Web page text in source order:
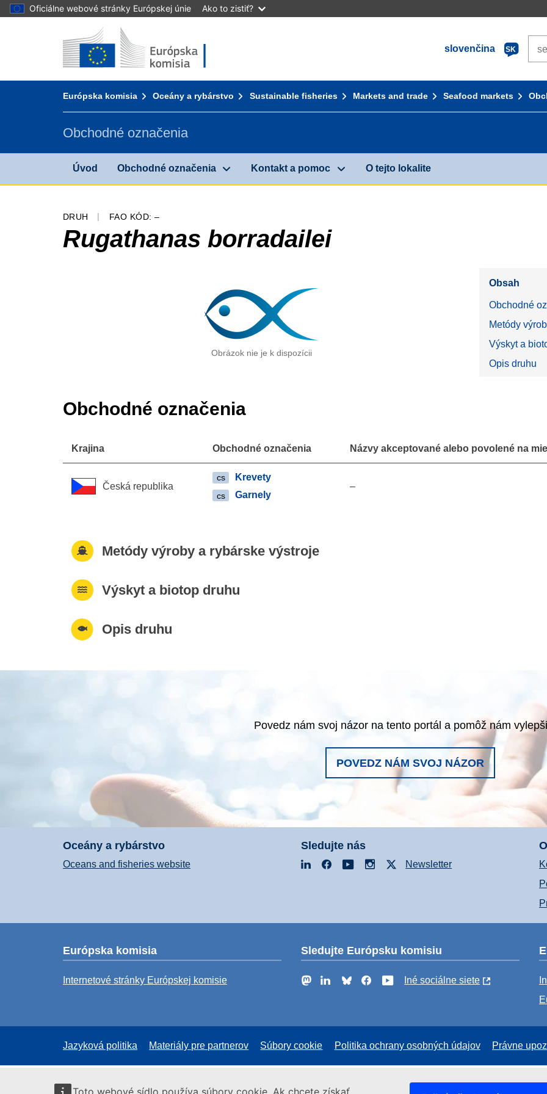
Oficiálne webové stránky Európskej únie Ako to zistiť?
Toto webové sídlo používa súbory cookie. Ak chcete získať
Prejsť na obsahÚvod - Európska komisia
slovenčina
SK
Európska komisia Oceány a rybárstvo Sustainable fisheries Markets and trade Seafood markets
Obchodné označenia
Úvod Obchodné označenia Kontakt a pomoc O tejto lokalite
DRUH FAO KÓD: –
Rugathanas borradailei
Obrázok nie je k dispozícii
Obsah
Obchodné
Metódy
Výskyt a
Opis druhu
Obchodné označenia
Krajina Obchodné označenia Názvy akceptované alebo povolené na
Česká republika
cs Krevety
cs Garnely
–
Metódy výroby a rybárske výstroje
Výskyt a biotop druhu
Opis druhu
Povedz nám svoj názor na tento portál a pomôž nám
POVEDZ NÁM SVOJ NÁZOR
Oceány a rybárstvo
Oceans and fisheries website
Sledujte nás
LinkedInFacebookYouTubeInstagramNewsletter
Európska komisia
Internetové stránky Európskej komisie
Sledujte Európsku komisiu
MastodonLinkedInBlueskyFacebookYouTube
Iné sociálne siete
Jazyková politika Materiály pre partnerov Súbory cookie Politika ochrany osobných údajov Právne